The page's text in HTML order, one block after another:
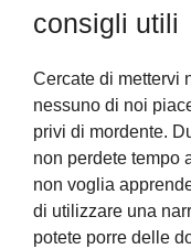
consigli utili
Cercate di mettervi
nessuno di noi
privi di mordente.
non perdete tempo
non voglia
di utilizzare una
potete porre delle